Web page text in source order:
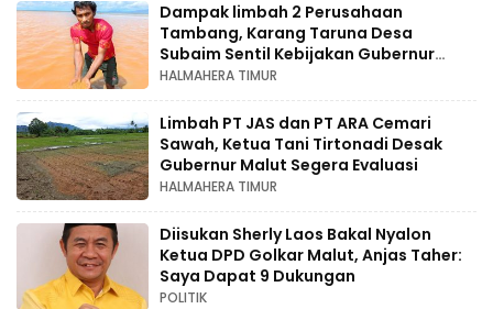
Dampak limbah 2 Perusahaan
Tambang, Karang Taruna Desa
Subaim Sentil Kebijakan Gubernur
Sherly Laos
HALMAHERA TIMUR
Limbah PT JAS dan PT ARA Cemari
Sawah, Ketua Tani Tirtonadi Desak
Gubernur Malut Segera Evaluasi
HALMAHERA TIMUR
Diisukan Sherly Laos Bakal Nyalon
Ketua DPD Golkar Malut, Anjas Taher:
Saya Dapat 9 Dukungan
POLITIK